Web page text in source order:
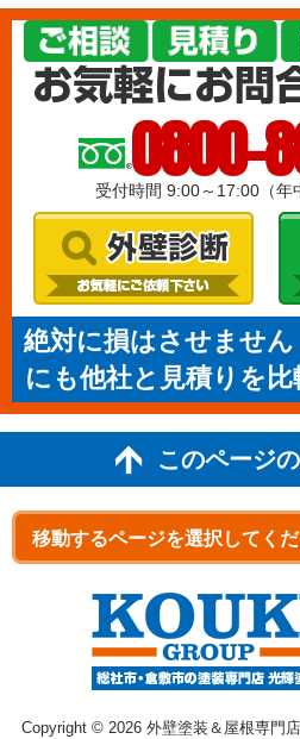
0800-
受付時間 9:00～17:00（年
絶対に損はさせませ
にも他社と見積りを比
このページ
Copyright © 2026 外壁塗装＆屋根専門